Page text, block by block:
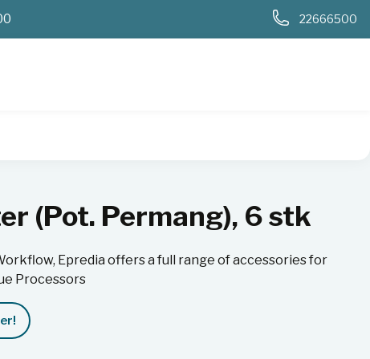
22666500
(Pot. Permang), 6 stk
Epredia offers a full range of accessories for
Processors